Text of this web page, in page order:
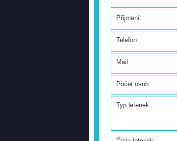
Přijmení:
Telefon:
Mail:
Počet osob:
Typ letenek: